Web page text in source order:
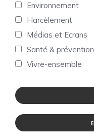
Environnement
Harcèlement
Médias et Ecrans
Santé & prévention
Vivre-ensemble